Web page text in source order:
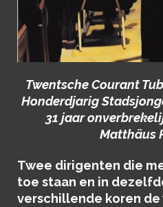
Twentsche Courant
Honderdjarig
31 jaar
Matthäus
Twee dirigenten die
toe staan en in
verschillende koren de